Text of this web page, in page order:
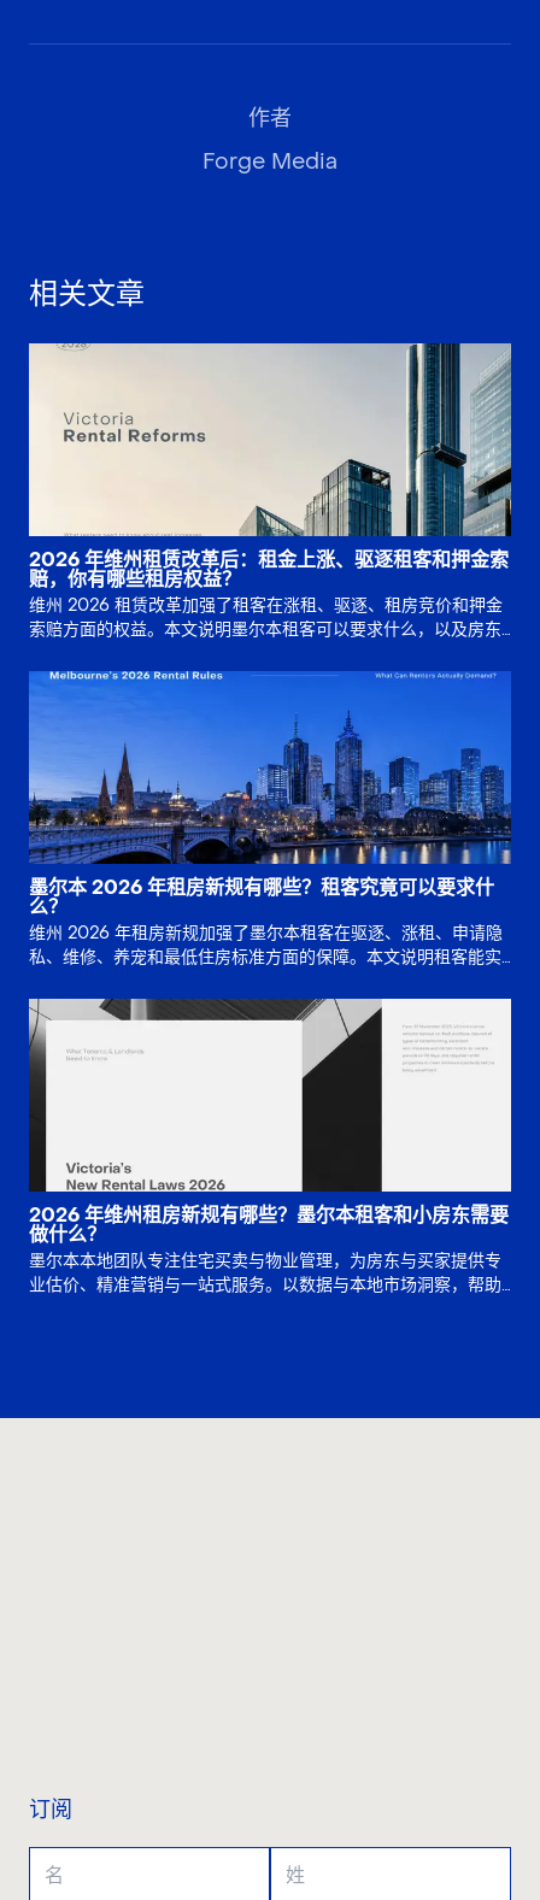
作者
Forge Media
相关文章
2026 年维州租赁改革后：租金上涨、驱逐租客和押金索
赔，你有哪些租房权益？
维州 2026 租赁改革加强了租客在涨租、驱逐、租房竞价和押金
索赔方面的权益。本文说明墨尔本租客可以要求什么，以及房东
墨尔本 2026 年租房新规有哪些？租客究竟可以要求什
么？
维州 2026 年租房新规加强了墨尔本租客在驱逐、涨租、申请隐
私、维修、养宠和最低住房标准方面的保障。本文说明租客能实
2026 年维州租房新规有哪些？墨尔本租客和小房东需要
做什么？
墨尔本本地团队专注住宅买卖与物业管理，为房东与买家提供专
业估价、精准营销与一站式服务。以数据与本地市场洞察，帮助
订阅